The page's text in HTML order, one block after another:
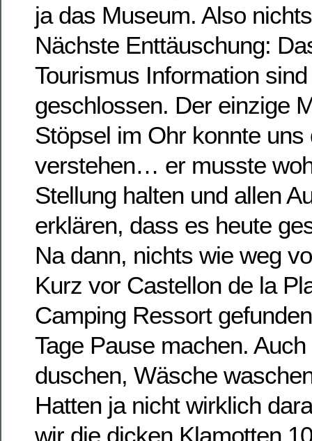
ja das Museum. Also
Nächste Enttäuschung:
Tourismus Information
geschlossen. Der einzige
Stöpsel im Ohr konnte
verstehen… er musste
Stellung halten und allen
erklären, dass es heute
Na dann, nichts wie weg
Kurz vor Castellon de la
Camping Ressort
Tage Pause machen.
duschen, Wäsche
Hatten ja nicht wirklich
wir die dicken Klamotten